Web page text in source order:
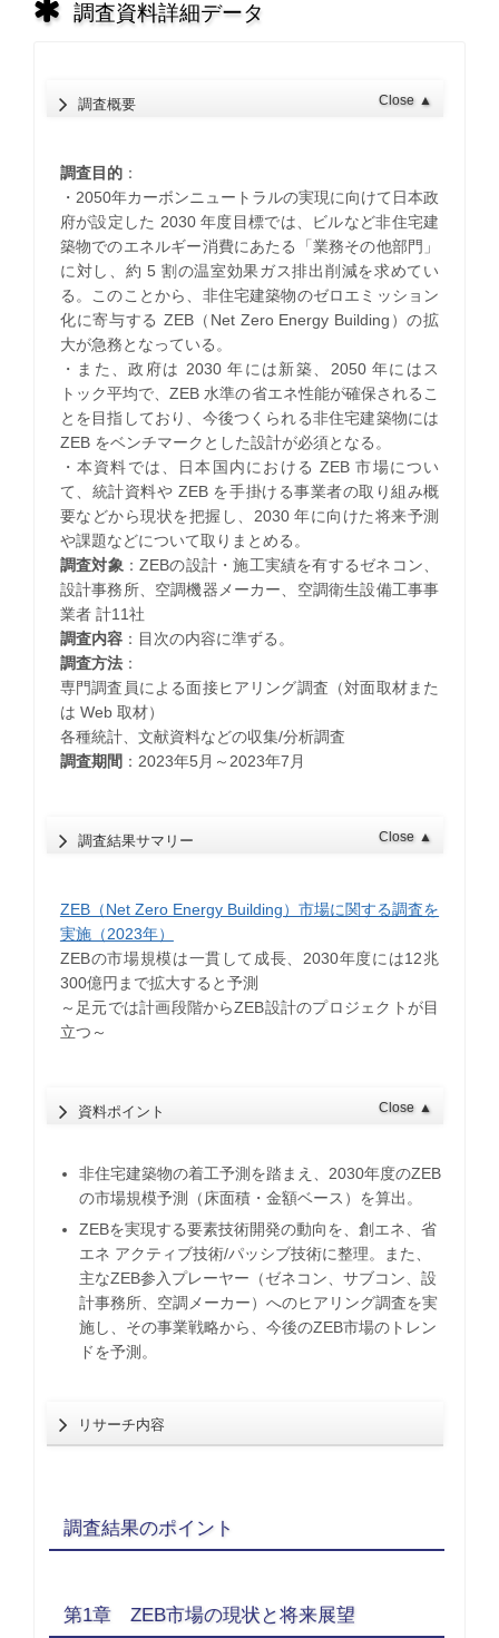
調査資料詳細データ
調査概要 Close ▲
調査目的：
・2050年カーボンニュートラルの実現に向けて日本政
府が設定した 2030 年度目標では、ビルなど非住宅建
築物でのエネルギー消費にあたる「業務その他部門」
に対し、約 5 割の温室効果ガス排出削減を求めてい
る。このことから、非住宅建築物のゼロエミッション
化に寄与する ZEB（Net Zero Energy Building）の拡
大が急務となっている。
・また、政府は 2030 年には新築、2050 年にはス
トック平均で、ZEB 水準の省エネ性能が確保されるこ
とを目指しており、今後つくられる非住宅建築物には
ZEB をベンチマークとした設計が必須となる。
・本資料では、日本国内における ZEB 市場につい
て、統計資料や ZEB を手掛ける事業者の取り組み概
要などから現状を把握し、2030 年に向けた将来予測
や課題などについて取りまとめる。
調査対象 ：ZEBの設計・施工実績を有するゼネコン、
設計事務所、空調機器メーカー、空調衛生設備工事事
業者 計11社
調査内容：目次の内容に準ずる。
調査方法：
専門調査員による面接ヒアリング調査（対面取材また
は Web 取材）
各種統計、文献資料などの収集/分析調査
調査期間 ：2023年5月～2023年7月
調査結果サマリー Close ▲
ZEB（Net Zero Energy Building）市場に関する調査を
実施（2023年）
ZEBの市場規模は一貫して成長、2030年度には12兆
300億円まで拡大すると予測
～足元では計画段階からZEB設計のプロジェクトが目
立つ～
資料ポイント Close ▲
非住宅建築物の着工予測を踏まえ、2030年度のZEB
の市場規模予測（床面積・金額ベース）を算出。
ZEBを実現する要素技術開発の動向を、創エネ、省
エネ アクティブ技術/パッシブ技術に整理。また、
主なZEB参入プレーヤー（ゼネコン、サブコン、設
計事務所、空調メーカー）へのヒアリング調査を実
施し、その事業戦略から、今後のZEB市場のトレン
ドを予測。
リサーチ内容
調査結果のポイント
第1章 ZEB市場の現状と将来展望